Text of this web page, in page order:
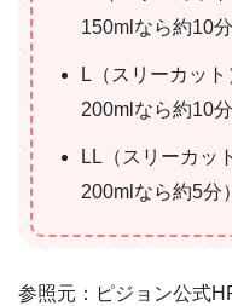
150mlなら約10分
L（スリーカット
200mlなら約10分
LL（スリーカッ
200mlなら約5分）
参照元：ピジョン公式